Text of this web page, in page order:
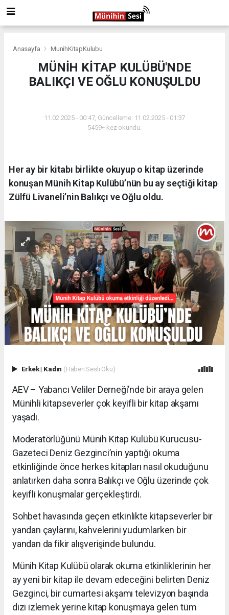
Anasayfa MunihKitapKulubu
MÜNİH KİTAP KULÜBÜ'NDE
BALIKÇI VE OĞLU KONUŞULDU
11.02.2025 - 00:47, Güncelleme: 11.02.2025 - 01:37
5459+ kez okundu.
Her ay bir kitabı birlikte okuyup o kitap üzerinde
konuşan Münih Kitap Kulübü’nün bu ay seçtiği kitap
Zülfü Livaneli’nin Balıkçı ve Oğlu oldu.
Erkek| Kadın (Haberi Sesli Oku)
AEV – Yabancı Veliler Derneği’nde bir araya gelen
Münihli kitapseverler çok keyifli bir kitap akşamı
yaşadı.
Moderatörlüğünü Münih Kitap Kulübü Kurucusu-
Gazeteci Deniz Gezginci’nin yaptığı okuma
etkinliğinde önce herkes kitapları nasıl okuduğunu
anlatırken daha sonra Balıkçı ve Oğlu üzerinde çok
keyifli konuşmalar gerçekleştirdi.
Sohbet havasında geçen etkinlikte kitapseverler bir
yandan çaylarını, kahvelerini yudumlarken bir
yandan da fikir alışverişinde bulundu.
Münih Kitap Kulübü olarak okuma etkinliklerinin her
ay yeni bir kitap ile devam edeceğini belirten Deniz
Gezginci, bir cumartesi akşamı televizyon başında
dizi izlemek yerine kitap konuşmaya gelen tüm